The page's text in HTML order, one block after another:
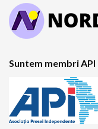
Suntem membri API